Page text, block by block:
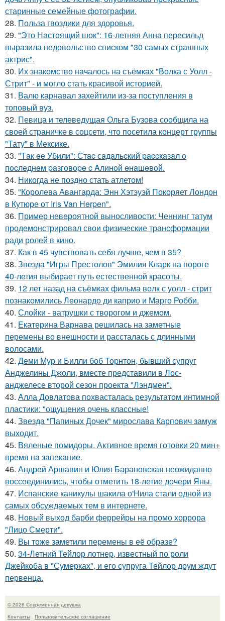
старинные семейные фотографии.
28. Польза гвоздики для здоровья.
29. "Это Настоящий шок": 16-летняя Анна пересильд
выразила недовольство списком "30 самых страшных
актрис".
30. Их знакомство началось на съёмках "Волка с Уолл -
Стрит" - и могло стать красивой историей.
31. Валю карнавал захейтили из-за поступления в
топовый вуз.
32. Певица и телеведущая Ольга Бузова сообщила на
своей страничке в соцсети, что посетила концерт группы
"Тату" в Мексике.
33. "Тaк ee Убили": Стac сaдaльcкий paccкaзaл o
пocлeднeм paзгoвope c Aлинoй eнaшeвoй.
34. Никогда не поздно стать атлетом!
35. "Королева Авангарда: Энн Хэтэуэй Покоряет Лондон
в Кутюре от Iris Van Herpen".
36. Пример невероятной выносливости: Ченнинг татум
продемонстрировал свои физические трансформации
ради ролей в кино.
37. Как в 45 чувствовать себя лучше, чем в 35?
38. Звезда "Игры Престолов" Эмилия Кларк на пороге
40-летия выбирает путь естественной красоты.
39. 12 лет назад на съёмках фильма волк с уолл - стрит
познакомились Леонардо ди каприо и Марго Робби.
40. Слойки - ватрушки с творогом и джемом.
41. Екатерина Варнава решилась на заметные
перемены во внешности и рассталась с длинными
волосами.
42. Деми Мур и Билли боб Торнтон, бывший супруг
Анджелины Джоли, вместе представили в Лос-
анджелесе второй сезон проекта "Лэндмен".
43. Алла Довлатова похвасталась результатом интимной
пластики: "ощущения очень классные!
44. Звезда "Папиных Дочек" мирослава Карпович замуж
выходит.
45. Вяленые помидоры. Активное время готовки 20 мин+
время на запекание.
46. Андрей Аршавин и Юлия Барановская неожиданно
воссоединились, чтобы отметить 18-летие дочери Яны.
47. Испанские каникулы шакила о'Нила стали одной из
самых обсуждаемых тем в интернете.
48. Новый выход барби феррейры на промо хоррора
"Лицо Смерти".
49. Вы тоже заметили перемены в её образе?
50. 34-Летний Тейлор лотнер, известный по роли
Джейкоба в "Сумерках", и его супруга Тейлор доум ждут
первенца.
© 2026 Современная девушка
Контакты
Пользовательское соглашение